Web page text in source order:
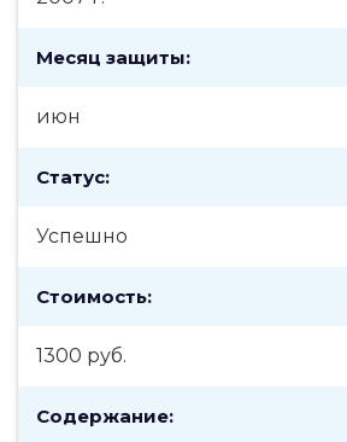
Месяц защиты:
июн
Статус:
Успешно
Стоимость:
1300 руб.
Содержание: